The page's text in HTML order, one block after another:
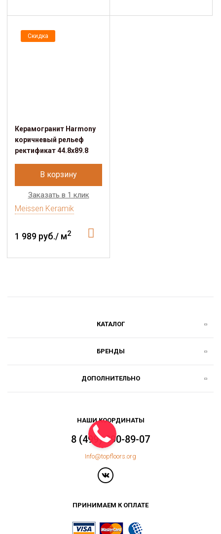
Скидка
Керамогранит Harmony
коричневый рельеф
ректификат 44.8x89.8
В корзину
Заказать в 1 клик
Meissen Keramik
1 989 руб./ м2
КАТАЛОГ
БРЕНДЫ
ДОПОЛНИТЕЛЬНО
НАШИ КООРДИНАТЫ
8 (499) 390-89-07
Info@topfloors.org
ПРИНИМАЕМ К ОПЛАТЕ